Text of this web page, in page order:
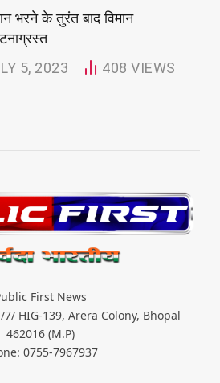
भरने के तुरंत बाद विमान
5, 2023 408VIEWS
First News
HIG-139, Arera Colony, Bhopal
462016 (M.P)
0755-7967937